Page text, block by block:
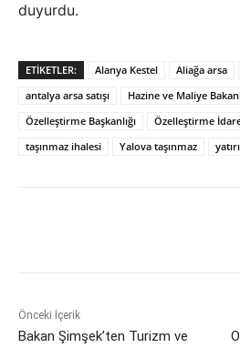
duyurdu.
ETIKETLER: Alanya Kestel Aliağa arsa
antalya arsa satışı
Hazine ve Maliye
Özelleştirme Başkanlığı
Özelleştirme
taşınmaz ihalesi
Yalova taşınmaz
Önceki İçerik
Bakan Şimşek’ten Turizm ve